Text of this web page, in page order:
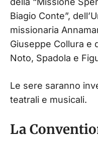
Biagio Conte”,
missionaria
Giuseppe Collura e
Noto, Spadola e
Le sere saranno
teatrali e musicali.
La